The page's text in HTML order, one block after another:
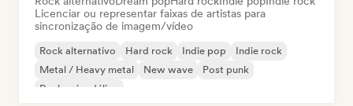
Licenciar ou representar faixas de artistas para
sincronização de imagem/vídeo
Rock alternativo Hard rock Indie pop
Indie rock
Metal / Heavy metal
New wave
Post punk
Rock psicodélico